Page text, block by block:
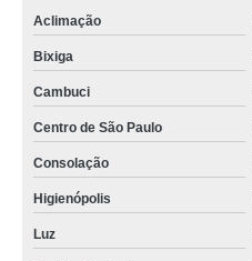
Aclimação
Bixiga
Cambuci
Centro de São Paulo
Consolação
Higienópolis
Luz